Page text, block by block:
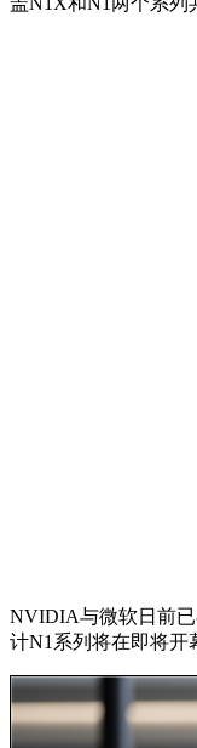
NVIDIA与微软日前已
计N1系列将在即将开